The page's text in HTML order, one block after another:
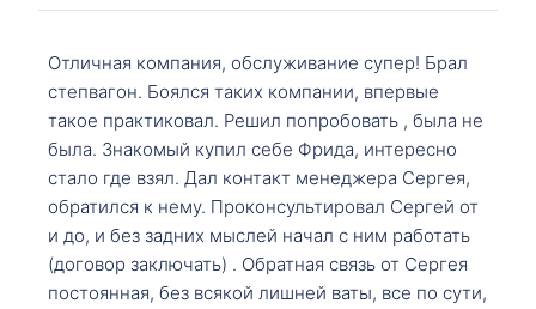
Отличная компания, обслуживание супер! Брал
степвагон. Боялся таких компании, впервые
такое практиковал. Решил попробовать , была не
была. Знакомый купил себе Фрида, интересно
стало где взял. Дал контакт менеджера Сергея,
обратился к нему. Проконсультировал Сергей от
и до, и без задних мыслей начал с ним работать
(договор заключать) . Обратная связь от Сергея
постоянная, без всякой лишней ваты, все по сути,